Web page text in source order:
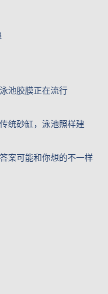
池胶膜正在流行
统砂缸，泳池照样建
案可能和你想的不一样